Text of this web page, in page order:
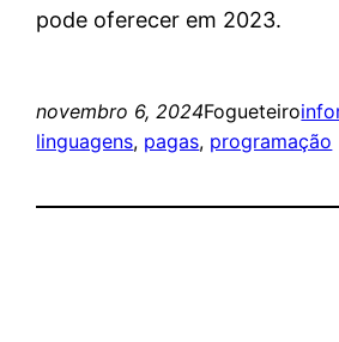
pode oferecer em 2023.
novembro 6, 2024Fogueteiro
linguagens, pagas, programação